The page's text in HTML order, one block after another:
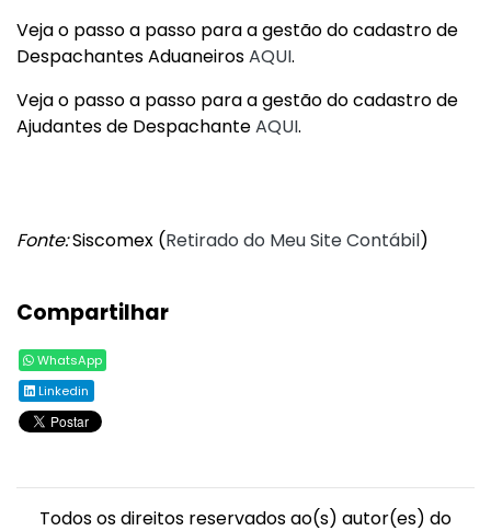
Veja o passo a passo para a gestão do cadastro de
Despachantes AduaneirosAQUI.
Veja o passo a passo para a gestão do cadastro de
Ajudantes de DespachanteAQUI.
Fonte:Siscomex (Retirado do Meu Site Contábil)
Compartilhar
WhatsApp
Linkedin
Todos os direitos reservados ao(s) autor(es) do